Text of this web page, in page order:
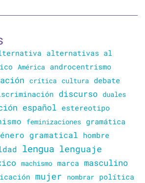
alternativas al
América androcentrismo
crítica cultura debate
discurso duales
español estereotipo
feminizaciones gramática
gramatical hombre
lengua lenguaje
machismo marca masculino
mujer nombrar política